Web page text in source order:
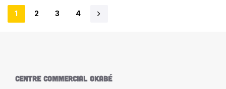
1 2 3 4
Centre Commercial Okabé